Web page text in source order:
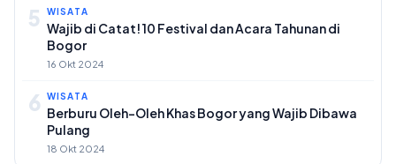
5 WISATA
Wajib di Catat! 10 Festival dan Acara Tahunan di
Bogor
16 Okt 2024
6 WISATA
Berburu Oleh-Oleh Khas Bogor yang Wajib Dibawa
Pulang
18 Okt 2024